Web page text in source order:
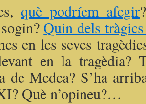
què podríem afegir
Quin dels
en les seves
en la tragèdia?
de Medea? S’ha
Què n’opineu?…